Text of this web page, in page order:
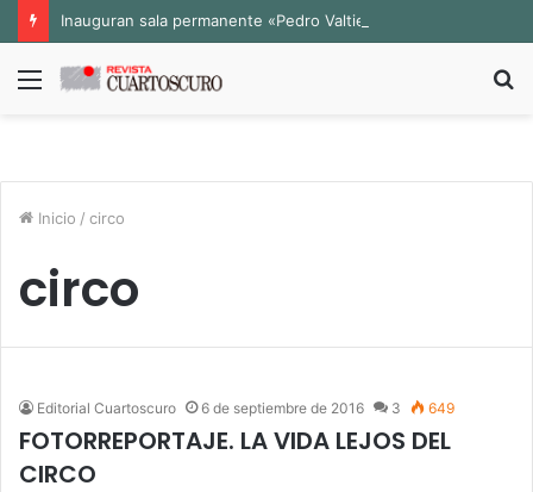
Menú
Inicio / circo
circo
Editorial Cuartoscuro 6 de septiembre de 2016 3 649
FOTORREPORTAJE. LA VIDA LEJOS DEL
CIRCO